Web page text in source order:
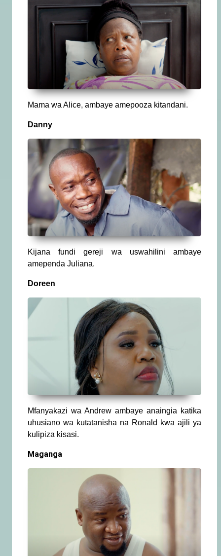
Mama wa Alice, ambaye amepooza kitandani.
Danny
Kijana fundi gereji wa uswahilini ambaye
amependa Juliana.
Doreen
Mfanyakazi wa Andrew ambaye anaingia katika
uhusiano wa kutatanisha na Ronald kwa ajili ya
kulipiza kisasi.
Maganga